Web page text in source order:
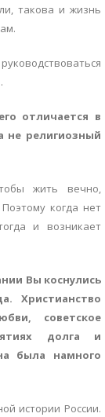
такова и жизнь
отличается в
не религиозный
жить вечно,
когда нет
и возникает
Вы коснулись
Христианство
советское
долга и
была намного
истории России.